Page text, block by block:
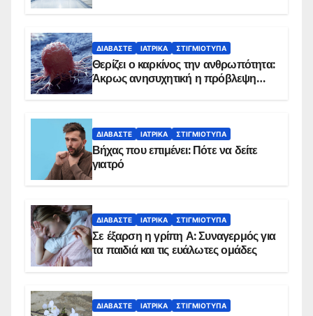
ΔΙΑΒΆΣΤΕ ΙΑΤΡΙΚΆ ΣΤΙΓΜΙΌΤΥΠΑ
Θερίζει ο καρκίνος την ανθρωπότητα:
Άκρως ανησυχητική η πρόβλεψη…
ΔΙΑΒΆΣΤΕ ΙΑΤΡΙΚΆ ΣΤΙΓΜΙΌΤΥΠΑ
Βήχας που επιμένει: Πότε να δείτε
γιατρό
ΔΙΑΒΆΣΤΕ ΙΑΤΡΙΚΆ ΣΤΙΓΜΙΌΤΥΠΑ
Σε έξαρση η γρίπη Α: Συναγερμός για
τα παιδιά και τις ευάλωτες ομάδες
ΔΙΑΒΆΣΤΕ ΙΑΤΡΙΚΆ ΣΤΙΓΜΙΌΤΥΠΑ